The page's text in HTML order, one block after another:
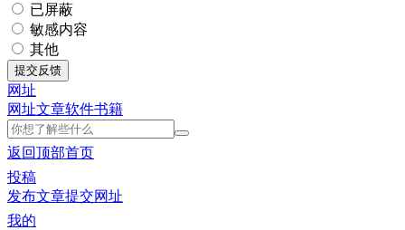
已屏蔽
敏感内容
其他
提交反馈
网址
网址文章软件书籍
返回顶部首页
投稿
发布文章提交网址
我的